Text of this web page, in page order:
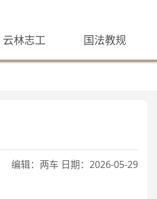
云林志工 国法教规
编辑：两车 日期：2026-05-29